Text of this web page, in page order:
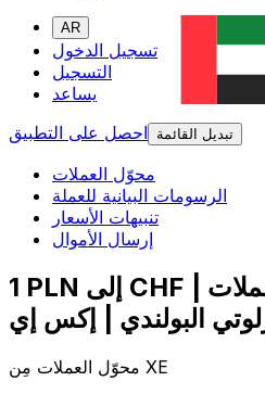
AR
تسجيل الدخول
التسجيل
يساعد
احصل على التطبيق
تبديل القائمة
محوّل العملات
الرسومات البيانية للعملة
تنبيهات الأسعار
إرسال الأموال
1 PLN إلى CHF | حوِّل - إلى عملات
محوّل العملات مِن XE